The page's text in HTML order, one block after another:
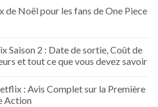
de Noël pour les fans de One Piece
Saison 2 : Date de sortie, Coût de
et tout ce que vous devez savoir
: Avis Complet sur la Première
Action